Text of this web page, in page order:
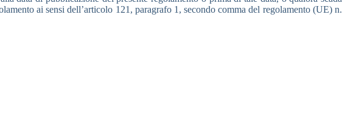
ai sensi dell’articolo 121, paragrafo 1, secondo comma del regolamento (UE) n.